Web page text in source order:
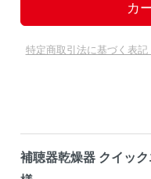
特定商取引法に基づく表記
補聴器乾燥器 クイッ